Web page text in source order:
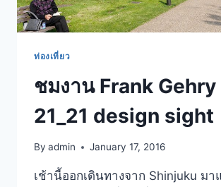
ท่องเที่ยว
ชมงาน Frank Gehry
21_21 design sight
By admin January 17, 2016
เช้านี้ออกเดินทางจาก Shinjuku มา